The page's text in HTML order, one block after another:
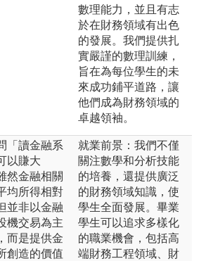
數理能力，並且有志
於在財務領域有出色
的發展。我們提供扎
實嚴謹的數理訓練，
旨在為每位學生的未
來成功鋪平道路，讓
他們成為財務領域的
卓越領袖。
「讀金融系
以賺大
然金融相關
均所得相對
並非以金融
機交易為主
而是提供金
創造的價值
就業前景：我們不僅
關注數學和分析技能
的培養，還提供廣泛
的財務領域知識，使
學生全面發展。畢業
學生可以追求多樣化
的職業機會，包括高
端財務工程領域、財